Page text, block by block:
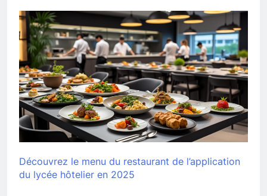
Découvrez le menu du restaurant de l’application
du lycée hôtelier en 2025